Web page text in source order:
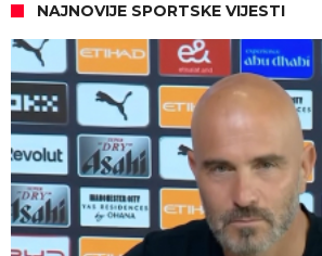
NAJNOVIJE SPORTSKE VIJESTI